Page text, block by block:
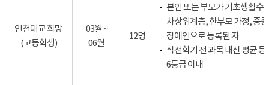
인천대교 희망
(고등학생)
03월 ~
06월
12명
본인 또는 부모가 기초생활수
차상위계층, 한부모 가정, 중증
장애인으로 등록된 자
직전학기 전 과목 내신 평균 등
6등급 이내